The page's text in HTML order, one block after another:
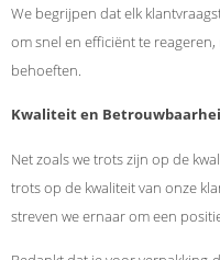
We begrijpen dat elk
om snel en efficiënt te
behoeften.
Kwaliteit en
Net zoals we trots zijn op de
trots op de kwaliteit van onze
streven we ernaar om een